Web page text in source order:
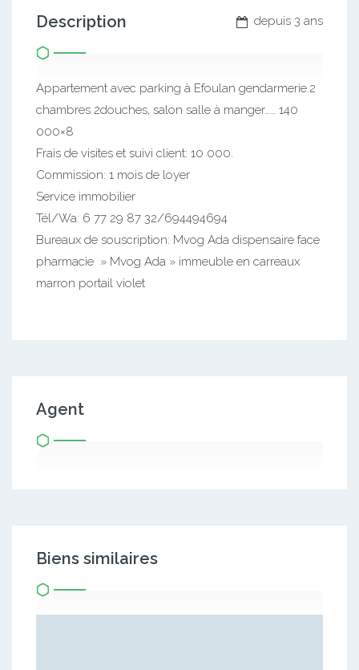
depuis 3 ans
Description
Appartement avec parking à Efoulan gendarmerie.2
chambres 2douches, salon salle à manger…… 140
000×8
Frais de visites et suivi client: 10 000.
Commission: 1 mois de loyer
Service immobilier
Tél/Wa: 6 77 29 87 32/694494694
Bureaux de souscription: Mvog Ada dispensaire face
pharmacie » Mvog Ada » immeuble en carreaux
marron portail violet
Agent
Biens similaires